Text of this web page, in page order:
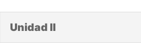
Unidad II